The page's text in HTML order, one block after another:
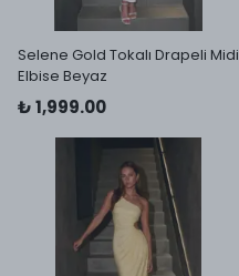
Selene Gold Tokalı Drapeli Midi
Elbise Beyaz
₺ 1,999.00